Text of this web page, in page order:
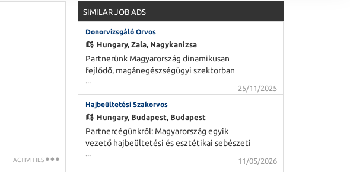
ACTIVITIES
SIMILAR JOB ADS
Donorvizsgáló Orvos
Hungary,Zala, Nagykanizsa
Partnerünk Magyarország dinamikusan
fejlődő, magánegészségügyi szektorban
elhelyezkedő gyógyszeripari szereplője,
amely országosan 7 plazmaadományozó
központot működtet. Csatlakozz hozzájuk
és légy részese fejlődésüknek! Feladatok -
Donorok, donorjelöltek alkalmasságának
elbírálása, fizikális vizs
...
25/11/2025
Hajbeültetési Szakorvos
Hungary,Budapest, Budapest
Partnercégünkről: Magyarország egyik
vezető hajbeültetési és esztétikai sebészeti
központja, amely több mint 30 éves szakmai
tapasztalattal nyújt kiemelkedő minőségű
...
11/05/2026